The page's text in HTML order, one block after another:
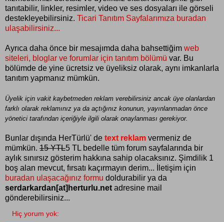
tanıtabilir, linkler, resimler, video ve ses dosyaları ile görseli
destekleyebilirsiniz. Ticari Tanıtım Sayfalarımıza buradan
ulaşabilirsiniz...
Ayrıca daha önce bir mesajımda daha bahsettiğim web
siteleri, bloglar ve forumlar için tanıtım bölümü var. Bu
bölümde de yine ücretsiz ve üyeliksiz olarak, aynı imkanlarla
tanıtım yapmanız mümkün.
Üyelik için vakit kaybetmeden reklam verebilirsiniz ancak üye olanlardan
farklı olarak reklamınız ya da açtığınız konunun, yayınlanmadan önce
yönetici tarafından içeriğiyle ilgili olarak onaylanması gerekiyor.
Bunlar dışında HerTürlü' de text reklam vermeniz de
mümkün. 15 YTL5 TL bedelle tüm forum sayfalarında bir
aylık sınırsız gösterim hakkına sahip olacaksınız. Şimdilik 1
boş alan mevcut, fırsatı kaçırmayın derim... İletişim için
buradan ulaşacağınız formu doldurabilir ya da
serdarkardan[at]herturlu.net adresine mail
gönderebilirsiniz...
Hiç yorum yok: